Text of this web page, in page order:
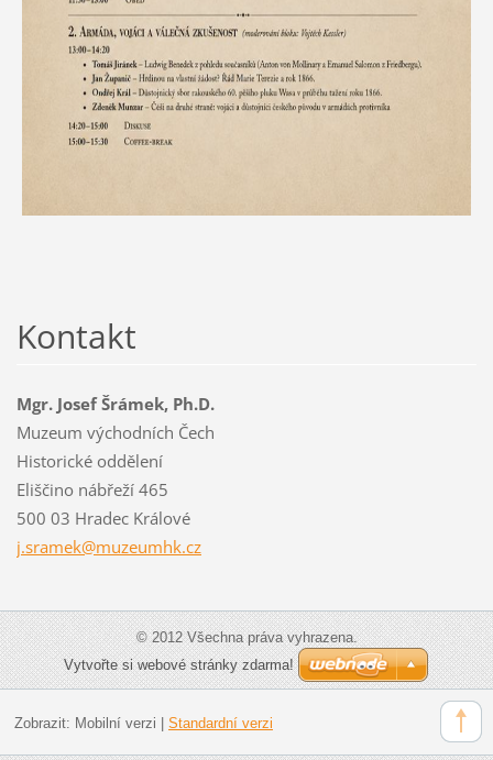
Kontakt
Mgr. Josef Šrámek, Ph.D.
Muzeum východních Čech
Historické oddělení
Eliščino nábřeží 465
500 03 Hradec Králové
j.sramek@muzeumhk.cz
© 2012 Všechna práva vyhrazena.
Vytvořte si webové stránky zdarma!
Zobrazit: Mobilní verzi | Standardní verzi